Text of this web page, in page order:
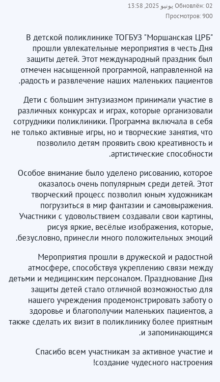
Обновлён:02 يونيو 2025, 13:58
Просмотров:900
В детской поликлинике ТОГБУЗ "Моршанская ЦРБ"
прошли увлекательные мероприятия в честь Дня
защиты детей. Этот международный праздник был
отмечен насыщенной программой, направленной на
радость и развлечение наших маленьких пациентов.
Дети с большим энтузиазмом принимали участие в
различных конкурсах и играх, которые организовали
сотрудники поликлиники. Программа включала в себя
не только активные игры, но и творческие занятия, что
позволило детям проявить свою креативность и
артистические способности.
Особое внимание было уделено рисованию, которое
оказалось очень популярным среди детей. Этот
творческий процесс позволил юным художникам
погрузиться в мир фантазии и самовыражения.
Участники с удовольствием создавали свои картины,
рисуя яркие, весёлые изображения, которые,
безусловно, принесли много положительных эмоций.
Мероприятия прошли в дружеской и радостной
атмосфере, способствуя укреплению связи между
детьми и медицинским персоналом. Празднование Дня
защиты детей стало отличной возможностью для
нашего учреждения продемонстрировать заботу о
здоровье и благополучии маленьких пациентов, а
также сделать их визит в поликлинику более приятным
и запоминающимся.
Спасибо всем участникам за активное участие и
создание чудесного настроения!